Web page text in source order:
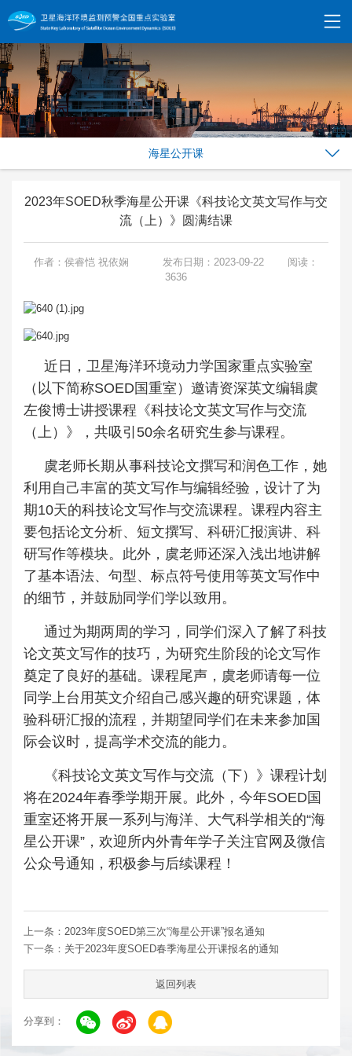
海星公开课
2023年SOED秋季海星公开课《科技论文英文写作与交
流（上）》圆满结课
作者：侯睿恺 祝依娴 发布日期：2023-09-22
阅读：
3636
近日，卫星海洋环境动力学国家重点实验室
（以下简称SOED国重室）邀请资深英文编辑虞
左俊博士讲授课程《科技论文英文写作与交流
（上）》，共吸引50余名研究生参与课程。
虞老师长期从事科技论文撰写和润色工作，她
利用自己丰富的英文写作与编辑经验，设计了为
期10天的科技论文写作与交流课程。课程内容主
要包括论文分析、短文撰写、科研汇报演讲、科
研写作等模块。此外，虞老师还深入浅出地讲解
了基本语法、句型、标点符号使用等英文写作中
的细节，并鼓励同学们学以致用。
通过为期两周的学习，同学们深入了解了科技
论文英文写作的技巧，为研究生阶段的论文写作
奠定了良好的基础。课程尾声，虞老师请每一位
同学上台用英文介绍自己感兴趣的研究课题，体
验科研汇报的流程，并期望同学们在未来参加国
际会议时，提高学术交流的能力。
《科技论文英文写作与交流（下）》课程计划
将在2024年春季学期开展。此外，今年SOED国
重室还将开展一系列与海洋、大气科学相关的“海
星公开课”，欢迎所内外青年学子关注官网及微信
公众号通知，积极参与后续课程！
上一条： 2023年度SOED第三次“海星公开课”报名通知
下一条： 关于2023年度SOED春季海星公开课报名的通知
返回列表
分享到：